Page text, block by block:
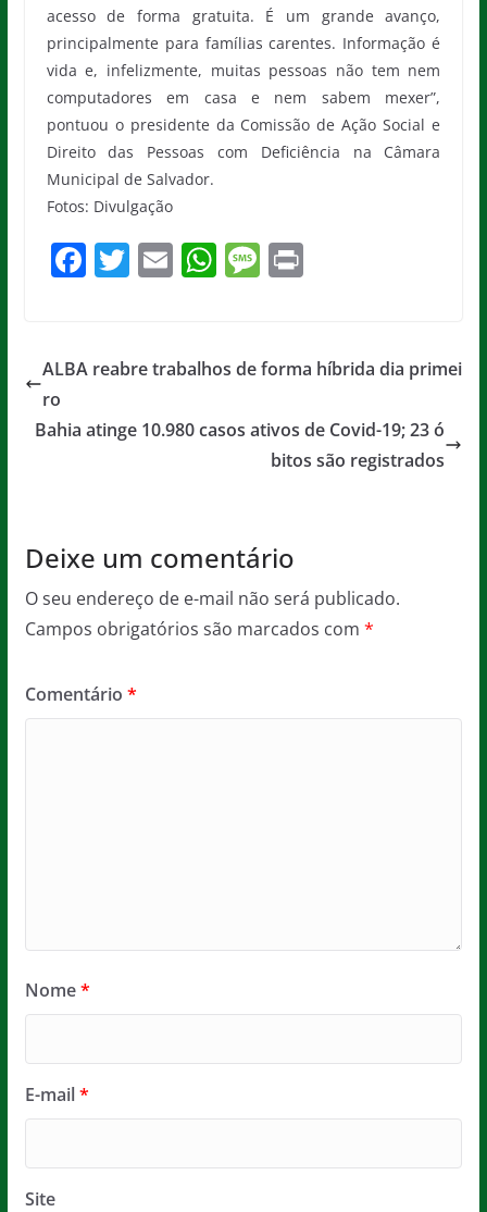
acesso de forma gratuita. É um grande avanço,
principalmente para famílias carentes. Informação é
vida e, infelizmente, muitas pessoas não tem nem
computadores em casa e nem sabem mexer”,
pontuou o presidente da Comissão de Ação Social e
Direito das Pessoas com Deficiência na Câmara
Municipal de Salvador.
Fotos: Divulgação
F
e
o
T
er
E
l
W
s
p
M
a
e
Pr
ALBA reabre trabalhos de forma híbrida dia primei
ro
Bahia atinge 10.980 casos ativos de Covid-19; 23 ó
bitos são registrados
Deixe um comentário
O seu endereço de e-mail não será publicado.
Campos obrigatórios são marcados com *
Comentário *
Nome*
E-mail*
Site